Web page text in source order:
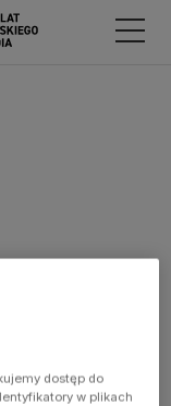
dostęp do
w plikach